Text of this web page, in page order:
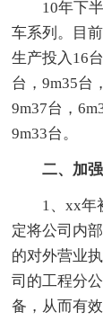
10年下
车系列。目
生产投入16
台，9m35台
9m37台，
9m33台。
二、加
1、xx年
定将公司内
的对外营业
司的工程分
备，从而有